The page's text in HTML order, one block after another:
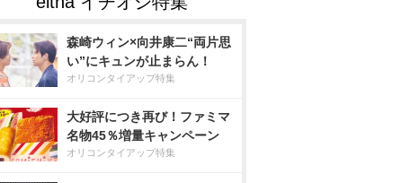
森崎ウィン×向井康二“両片思
い”にキュンが止まらん！
オリコンタイアップ特集
大好評につき再び！ファミマ
名物45％増量キャンペーン
オリコンタイアップ特集